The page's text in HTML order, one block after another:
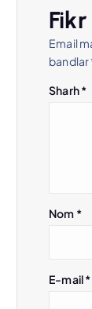
Email
bandlar
Sharh*
Nom *
E-mail*